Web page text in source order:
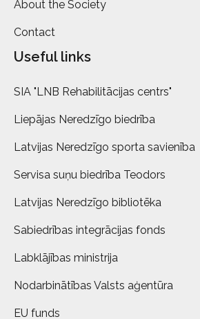
About the Society
Contact
Useful links
SIA "LNB Rehabilitācijas centrs"
Liepājas Neredzīgo biedrība
Latvijas Neredzīgo sporta savienība
Servisa suņu biedrība Teodors
Latvijas Neredzīgo bibliotēka
Sabiedrības integrācijas fonds
Labklājības ministrija
Nodarbinātības Valsts aģentūra
EU funds